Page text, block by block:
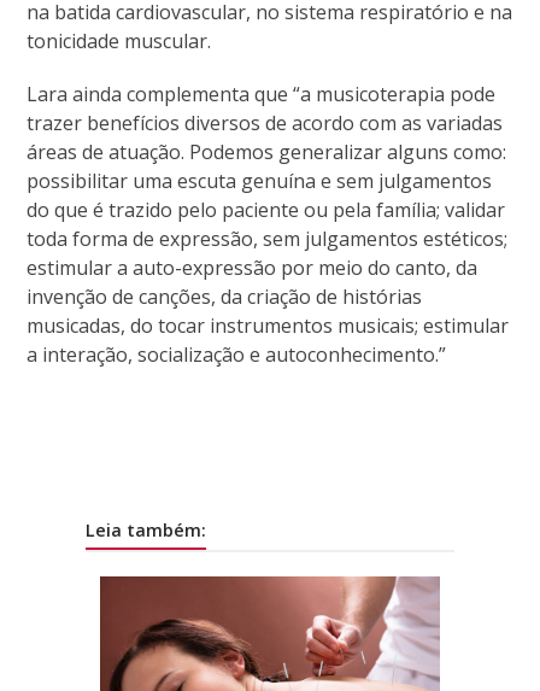
na batida cardiovascular, no sistema respiratório e na
tonicidade muscular.
Lara ainda complementa que “a musicoterapia pode
trazer benefícios diversos de acordo com as variadas
áreas de atuação. Podemos generalizar alguns como:
possibilitar uma escuta genuína e sem julgamentos
do que é trazido pelo paciente ou pela família; validar
toda forma de expressão, sem julgamentos estéticos;
estimular a auto-expressão por meio do canto, da
invenção de canções, da criação de histórias
musicadas, do tocar instrumentos musicais; estimular
a interação, socialização e autoconhecimento.”
Leia também: